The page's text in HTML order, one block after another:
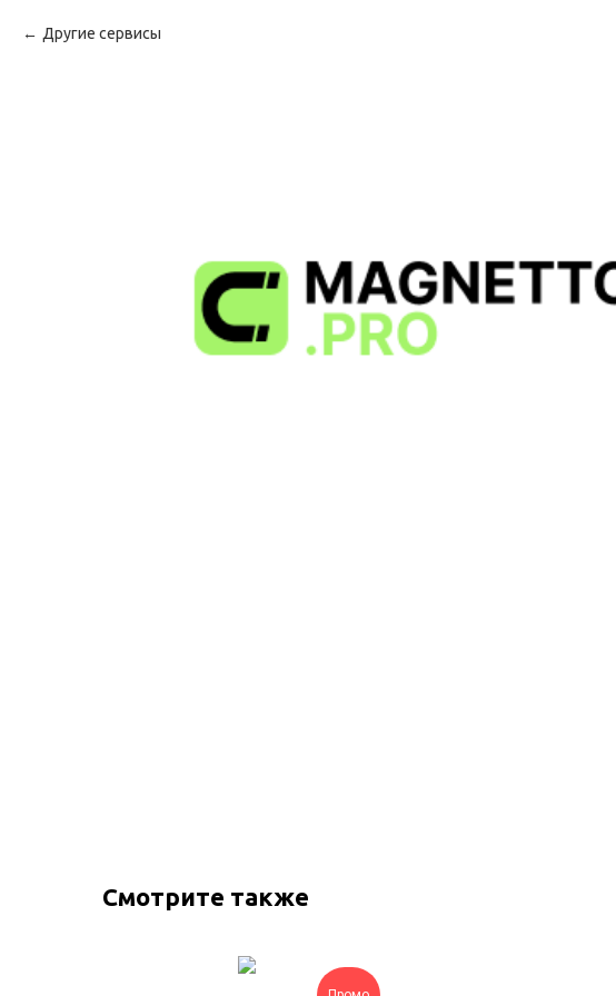
Другие сервисы
Смотрите также